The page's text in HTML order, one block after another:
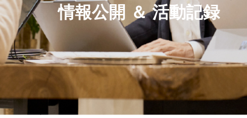
情報公開 ＆ 活動記録